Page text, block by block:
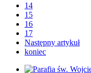
14
15
16
17
Następny artykuł
koniec